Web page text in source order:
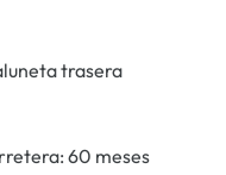
trasera
60 meses